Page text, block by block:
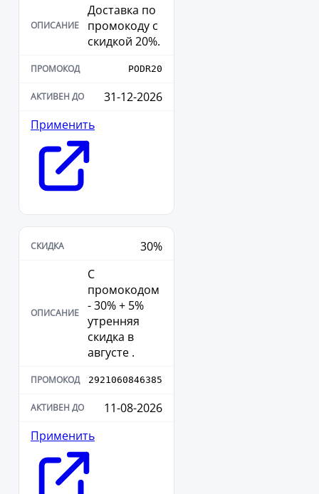
Доставка по
промокоду с
скидкой 20%.
PODR20
31-12-2026
Применить
30%
С
промокодом
- 30% + 5%
утренняя
скидка в
августе .
2921060846385
11-08-2026
Применить